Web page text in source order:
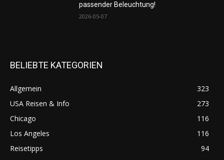
passender Beleuchtung!
2026-05-07
BELIEBTE KATEGORIEN
Allgemein
323
USA Reisen & Info
273
Chicago
116
Los Angeles
116
Reisetipps
94